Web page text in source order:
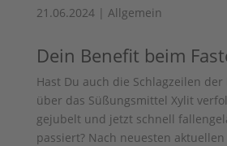
21.06.2024| Allgemein
Dein Benefit beim
Hast Du auch die Schlagzeilen der
über das Süßungsmittel Xylit
gejubelt und jetzt schnell
passiert? Nach neuesten